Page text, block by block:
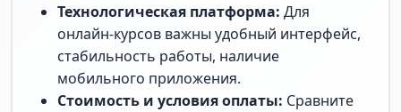
Технологическая платформа: Для
онлайн-курсов важны удобный интерфейс,
стабильность работы, наличие
мобильного приложения.
Стоимость и условия оплаты: Сравните